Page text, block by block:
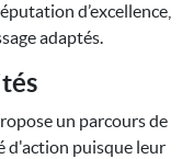
d’excellence,
adaptés.
un parcours de
d'action puisque leur